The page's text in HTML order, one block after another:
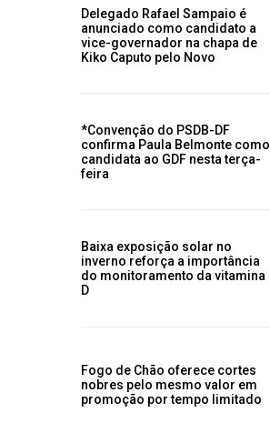
Delegado Rafael Sampaio é
anunciado como candidato a
vice-governador na chapa de
Kiko Caputo pelo Novo
*Convenção do PSDB-DF
confirma Paula Belmonte como
candidata ao GDF nesta terça-
feira
Baixa exposição solar no
inverno reforça a importância
do monitoramento da vitamina
D
Fogo de Chão oferece cortes
nobres pelo mesmo valor em
promoção por tempo limitado